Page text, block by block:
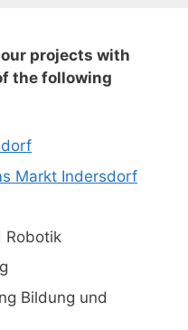
projects with
the following
Markt Indersdorf
Robotik
Bildung und